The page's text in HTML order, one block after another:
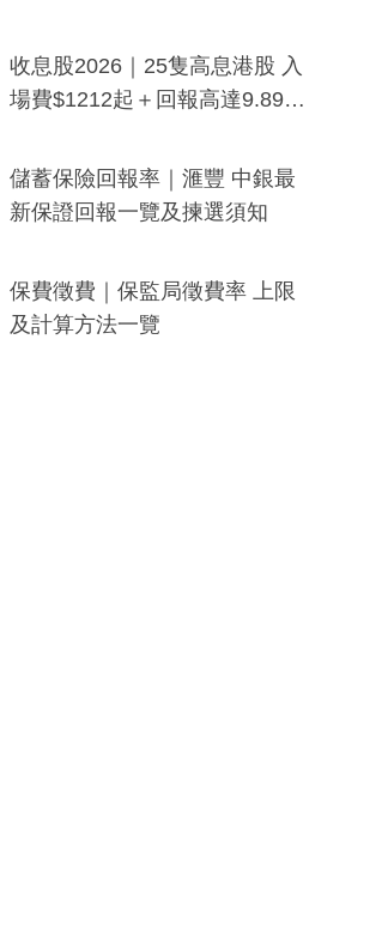
y及香港限定特調系列
收息股2026｜25隻高息港股 入
場費$1212起＋回報高達9.89
儲蓄保險回報率｜滙豐 中銀最
新保證回報一覽及揀選須知
保費徵費｜保監局徵費率 上限
及計算方法一覽